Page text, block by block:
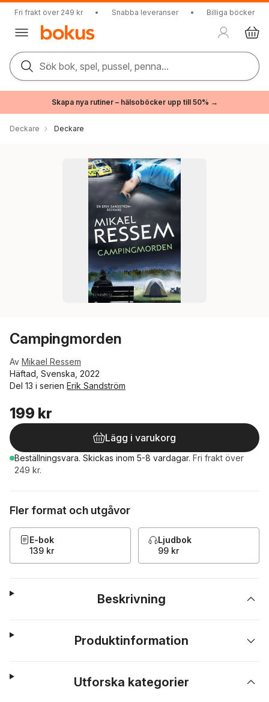
Fri frakt över 249 kr • Snabba leveranser • Billiga böcker
Sök bok, spel, pussel, penna...
Skapa nya rutiner – hälsoböcker upp till 50% →
Deckare Deckare
Campingmorden
Av Mikael Ressem
Häftad, Svenska, 2022
Del 13 i serien Erik Sandström
199 kr
Lägg i varukorg
Beställningsvara. Skickas inom 5-8 vardagar. Fri frakt över
249 kr.
Fler format och utgåvor
E-bok
139 kr
Ljudbok
99 kr
Beskrivning
Produktinformation
Utforska kategorier